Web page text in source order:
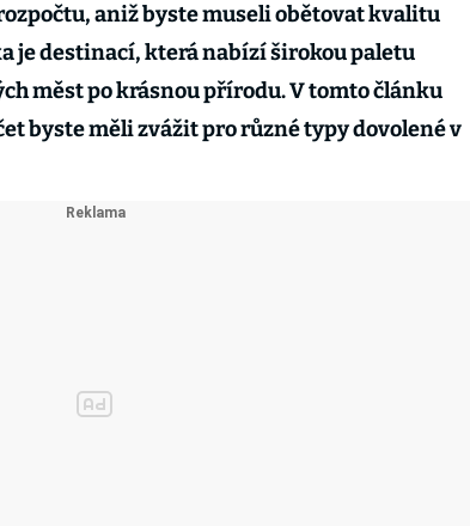
aniž byste museli obětovat kvalitu
je destinací, která nabízí širokou paletu
měst po krásnou přírodu. V tomto článku
byste měli zvážit pro různé typy dovolené v